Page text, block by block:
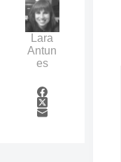
Lara
Antun
es